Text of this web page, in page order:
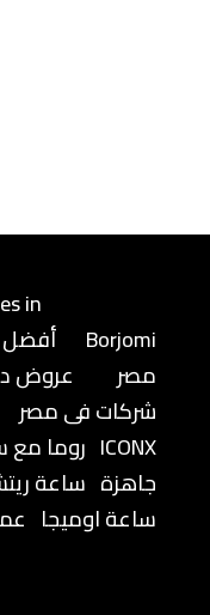
in
Borjomi
مصر
عروض
شركات فى مصر
ICONX روما مع
جاهزة ساعة
ساعة اوميجا